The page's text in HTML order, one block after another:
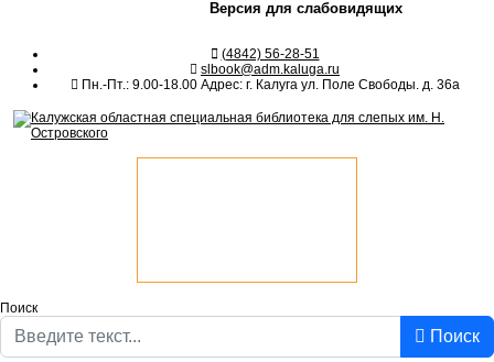
Версия для слабовидящих
(4842) 56-28-51
slbook@adm.kaluga.ru
Пн.-Пт.: 9.00-18.00 Адрес: г. Калуга ул. Поле Свободы. д. 36а
Поиск
Поиск